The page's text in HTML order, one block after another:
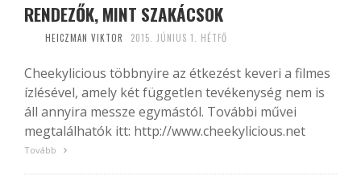
RENDEZŐK, MINT SZAKÁCSOK
HEICZMAN VIKTOR 2015. JÚNIUS 1. HÉTFŐ
Cheekylicious többnyire az étkezést keveri a filmes
ízlésével, amely két független tevékenység nem is
áll annyira messze egymástól. További művei
megtalálhatók itt: http://www.cheekylicious.net
Tovább